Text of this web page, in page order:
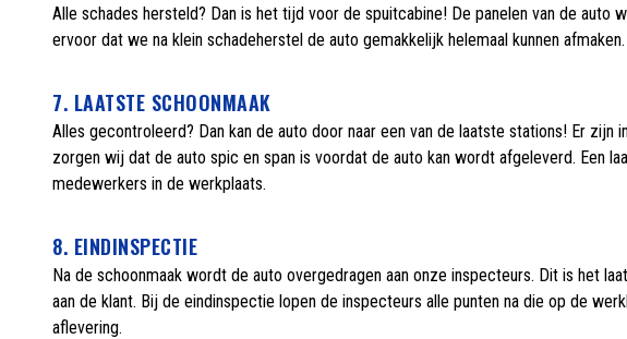
Alle schades hersteld? Dan is het tijd voor de spuitcabine! De panelen van de
ervoor dat we na klein schadeherstel de auto gemakkelijk helemaal kunnen afmaken.
7. LAATSTE SCHOONMAAK
Alles gecontroleerd? Dan kan de auto door naar een van de laatste stations! Er
zorgen wij dat de auto spic en span is voordat de auto kan wordt afgeleverd. Een
medewerkers in de werkplaats.
8. EINDINSPECTIE
Na de schoonmaak wordt de auto overgedragen aan onze inspecteurs. Dit is het
aan de klant. Bij de eindinspectie lopen de inspecteurs alle punten na die op de
aflevering.